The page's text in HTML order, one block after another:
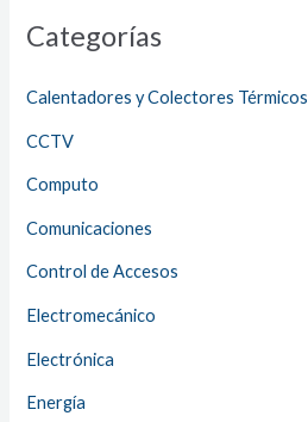
Categorías
Calentadores y Colectores Térmicos
CCTV
Computo
Comunicaciones
Control de Accesos
Electromecánico
Electrónica
Energía